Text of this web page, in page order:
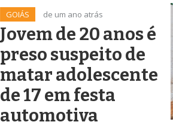
GOIÁS de um ano atrás
Jovem de 20 anos é
preso suspeito de
matar adolescente
de 17 em festa
automotiva